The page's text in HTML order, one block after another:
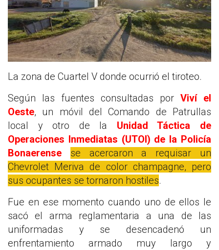
La zona de Cuartel V donde ocurrió el tiroteo.
Según las fuentes consultadas por Viví el
Oeste, un móvil del Comando de Patrullas
local y otro de la Unidad Táctica de
Operaciones Inmediatas (UTOI) de la Policía
Bonaerense
se acercaron a requisar un
Chevrolet Meriva de color champagne, pero
sus ocupantes se tornaron hostiles.
Fue en ese momento cuando uno de ellos le
sacó el arma reglamentaria a una de las
uniformadas y se desencadenó un
enfrentamiento armado muy largo y